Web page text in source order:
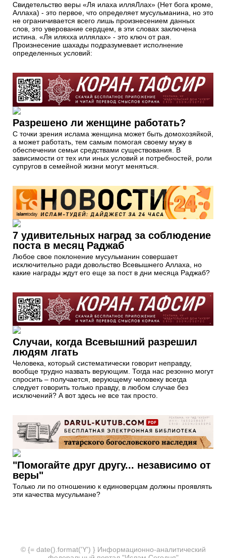
Свидетельство веры «Ля илаха илляЛлах» (Нет бога кроме,
Аллаха) - это первое, что определяет мусульманина, но это
не ограничивается всего лишь произнесением данных
слов, это уверование сердцем, в эти словах заключена
истина. «Ля иляхха иллялах» - это ключ от рая.
Произнесение шахады подразумевает исполнение
определенных условий:
Разрешено ли женщине работать?
С точки зрения ислама женщина может быть домохозяйкой,
а может работать, тем самым помогая своему мужу в
обеспечении семьи средствами существования. В
зависимости от тех или иных условий и потребностей, роли
супругов в семейной жизни могут меняться.
7 удивительных наград за соблюдение
поста в месяц Раджаб
Любое свое поклонение мусульманин совершает
исключительно ради довольство Всевышнего Аллаха, но
какие награды ждут его еще за пост в дни месяца Раджаб?
Случаи, когда Всевышний разрешил
людям лгать
Человека, который систематически говорит неправду,
вообще трудно назвать верующим. Тогда нас резонно могут
спросить – получается, верующему человеку всегда
следует говорить только правду, в любом случае без
исключений? А вот здесь не все так просто.
"Помогайте друг другу... независимо от
веры"
Только ли по отношению к единоверцам должны проявлять
эти качества мусульмане?
© {= date().format('Y') } Информационно-аналитический